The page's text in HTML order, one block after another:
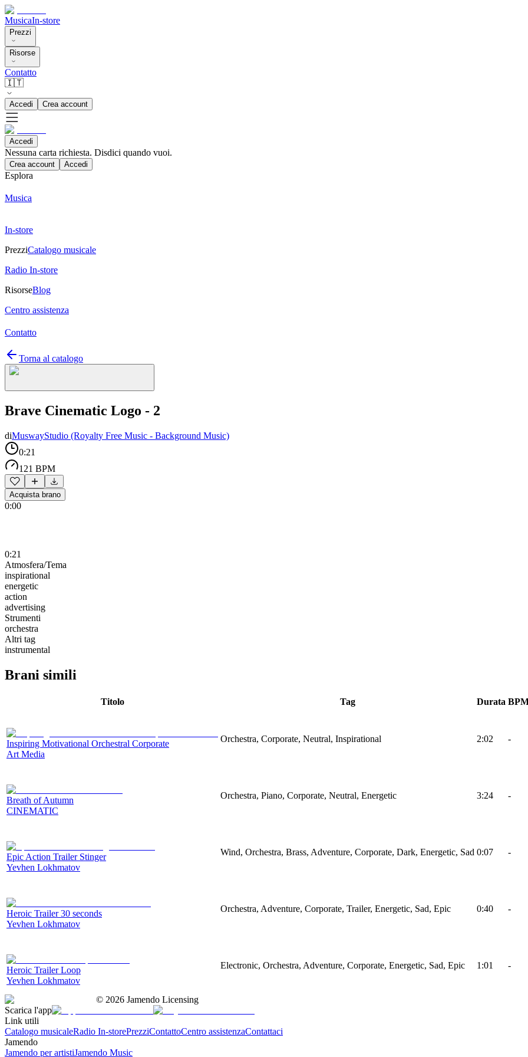
MusicaIn-store
Prezzi
Risorse
Contatto
🇮🇹
Accedi Crea account
Accedi
Nessuna carta richiesta. Disdici quando vuoi.
Crea account Accedi
Esplora
Musica
In-store
PrezziCatalogo musicale
Radio In-store
RisorseBlog
Centro assistenza
Contatto
Torna al catalogo
Brave Cinematic Logo - 2
diMuswayStudio (Royalty Free Music - Background Music)
0:21
121 BPM
Acquista brano
0:00
0:21
Atmosfera/Tema
inspirational
energetic
action
advertising
Strumenti
orchestra
Altri tag
instrumental
Brani simili
Titolo Tag Durata
Inspiring Motivational Orchestral Corporate
Art Media
Orchestra, Corporate, Neutral, Inspirational 2:02 -
Breath of Autumn
CINEMATIC
Orchestra, Piano, Corporate, Neutral, Energetic 3:24 -
Epic Action Trailer Stinger
Yevhen Lokhmatov
Wind, Orchestra, Brass, Adventure, Corporate, Dark, Energetic, Sad 0:07 -
Heroic Trailer 30 seconds
Yevhen Lokhmatov
Orchestra, Adventure, Corporate, Trailer, Energetic, Sad, Epic 0:40 -
Heroic Trailer Loop
Yevhen Lokhmatov
Electronic, Orchestra, Adventure, Corporate, Energetic, Sad, Epic 1:01 -
© 2026 Jamendo Licensing
Scarica l'app
Link utili
Catalogo musicaleRadio In-storePrezziContattoCentro assistenzaContattaci
Jamendo
Jamendo per artistiJamendo Music